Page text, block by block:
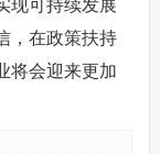
现可持续发展
，在政策扶持
将会迎来更加